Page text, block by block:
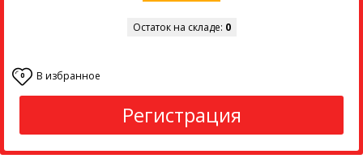
Остаток на складе: 0
0 В избранное
Регистрация